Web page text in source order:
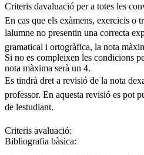
Criteris davaluació per a totes les
En cas que els exàmens, exercicis o
lalumne no presentin una correcta
gramatical i ortogràfica, la nota
Si no es compleixen les condicions
nota màxima serà un 4.
Es tindrà dret a revisió de la nota
professor. En aquesta revisió es pot
de lestudiant.
Criteris avaluació:
Bibliografia bàsica: